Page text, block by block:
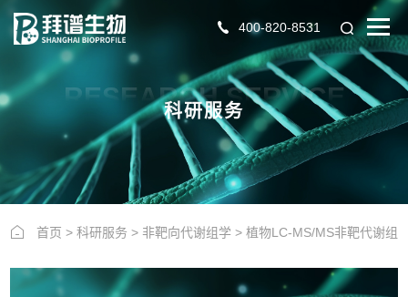
400-820-8531
RESEARCH SERVICE
科研服务
首页 > 科研服务 > 非靶向代谢组学> 植物LC-MS/MS非靶代谢组